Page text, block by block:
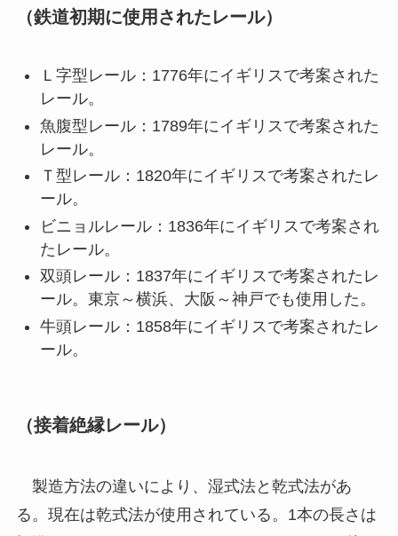
（鉄道初期に使用されたレール）
Ｌ字型レール：1776年にイギリスで考案された
レール。
魚腹型レール：1789年にイギリスで考案された
レール。
Ｔ型レール：1820年にイギリスで考案されたレ
ール。
ビニョルレール：1836年にイギリスで考案され
たレール。
双頭レール：1837年にイギリスで考案されたレ
ール。東京～横浜、大阪～神戸でも使用した。
牛頭レール：1858年にイギリスで考案されたレ
ール。
（接着絶縁レール）
製造方法の違いにより、湿式法と乾式法があ
る。現在は乾式法が使用されている。1本の長さは